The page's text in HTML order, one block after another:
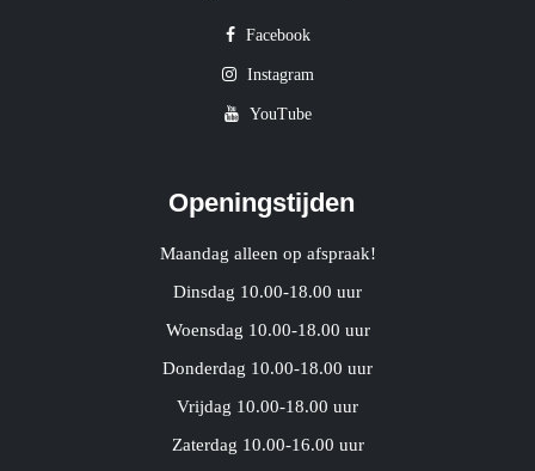
Facebook
Instagram
YouTube
Openingstijden
Maandag alleen op afspraak!
Dinsdag 10.00-18.00 uur
Woensdag 10.00-18.00 uur
Donderdag 10.00-18.00 uur
Vrijdag 10.00-18.00 uur
Zaterdag 10.00-16.00 uur